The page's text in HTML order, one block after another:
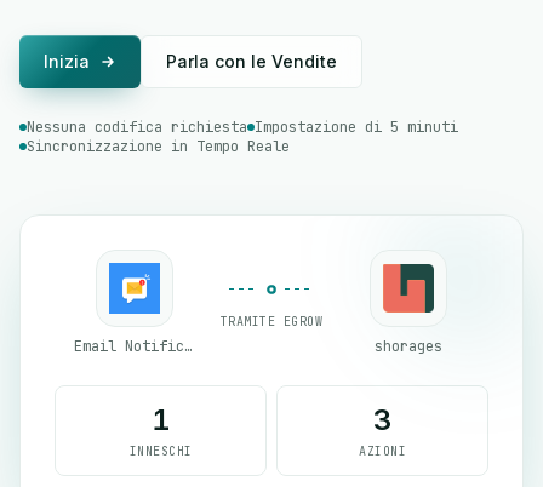
Inizia Parla con le Vendite
Nessuna codifica richiesta Impostazione di 5 minuti
Sincronizzazione in Tempo Reale
Email Notifications by eGrow
TRAMITE EGROW
shorages
1
INNESCHI
3
AZIONI